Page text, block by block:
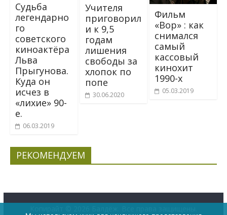
Судьба
легендарно
го
советского
киноактёра
Льва
Прыгунова.
Куда он
исчез в
«лихие» 90-
е.
06.03.2019
Учителя
приговорил
и к 9,5
годам
лишения
свободы за
хлопок по
попе
30.06.2020
Фильм
«Вор» : как
снимался
самый
кассовый
кинохит
1990-х
05.03.2019
РЕКОМЕНДУЕМ